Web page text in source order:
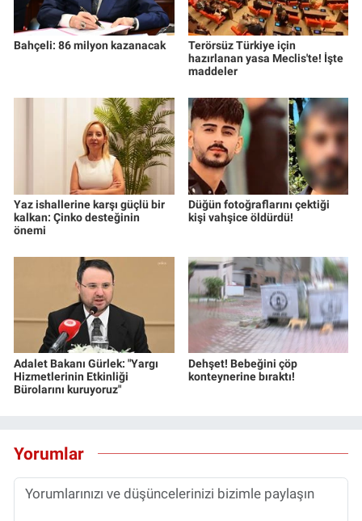
Bahçeli: 86 milyon kazanacak
Terörsüz Türkiye için
hazırlanan yasa Meclis'te! İşte
maddeler
Yaz ishallerine karşı güçlü bir
kalkan: Çinko desteğinin
önemi
Düğün fotoğraflarını çektiği
kişi vahşice öldürdü!
Adalet Bakanı Gürlek: "Yargı
Hizmetlerinin Etkinliği
Bürolarını kuruyoruz"
Dehşet! Bebeğini çöp
konteynerine bıraktı!
Yorumlar